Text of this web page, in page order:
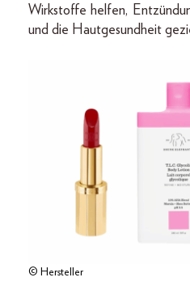
Wirkstoffe helfen,
und die Hautgesundheit
© Hersteller